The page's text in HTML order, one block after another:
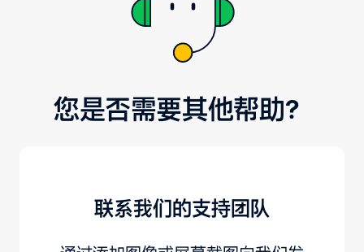
您是否需要其他帮助？
联系我们的支持团队